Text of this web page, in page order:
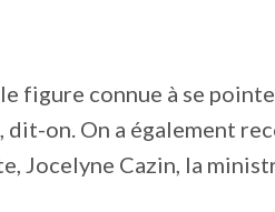
figure connue à se
dit-on. On a également
Jocelyne Cazin, la